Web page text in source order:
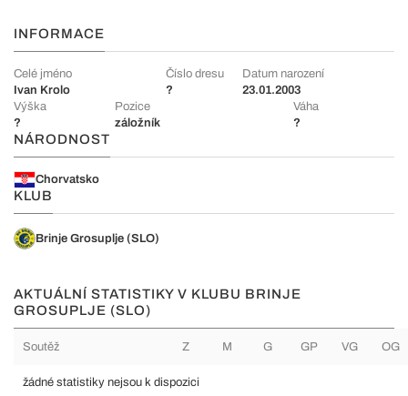
INFORMACE
Celé jméno
Ivan Krolo
Číslo dresu
?
Datum narození
23.01.2003
Výška
?
Pozice
záložník
Váha
?
NÁRODNOST
Chorvatsko
KLUB
Brinje Grosuplje (SLO)
AKTUÁLNÍ STATISTIKY V KLUBU BRINJE
GROSUPLJE (SLO)
Soutěž Z M G GP VG OG
žádné statistiky nejsou k dispozici